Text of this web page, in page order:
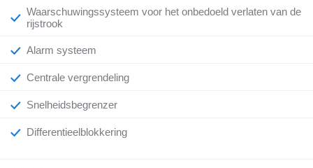
Waarschuwingssysteem voor het onbedoeld verlaten van de
rijstrook
Alarm systeem
Centrale vergrendeling
Snelheidsbegrenzer
Differentieelblokkering